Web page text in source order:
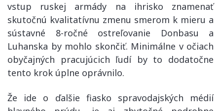
vstup ruskej armády na ihrisko znamenať
skutočnú kvalitatívnu zmenu smerom k mieru a
sústavné 8-ročné ostreľovanie Donbasu a
Luhanska by mohlo skončiť. Minimálne v očiach
obyčajných pracujúcich ľudí by to dodatočne
tento krok úplne oprávnilo.
Že ide o ďalšie fiasko spravodajských médií